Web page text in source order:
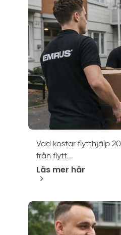
Vad kostar flytthjälp
från flytt...
Läs mer här